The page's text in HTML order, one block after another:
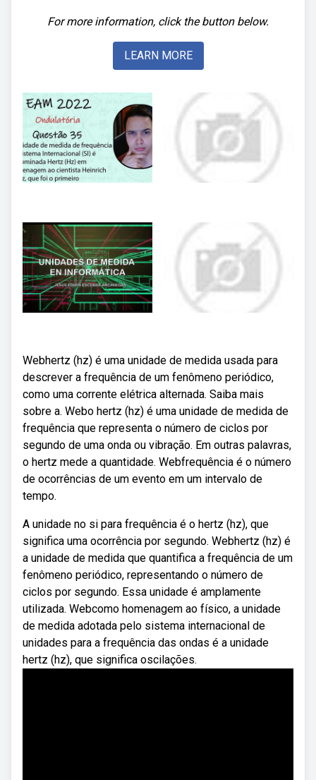
For more information, click the button below.
LEARN MORE
Webhertz (hz) é uma unidade de medida usada para
descrever a frequência de um fenômeno periódico,
como uma corrente elétrica alternada. Saiba mais
sobre a. Webo hertz (hz) é uma unidade de medida de
frequência que representa o número de ciclos por
segundo de uma onda ou vibração. Em outras palavras,
o hertz mede a quantidade. Webfrequência é o número
de ocorrências de um evento em um intervalo de
tempo.
A unidade no si para frequência é o hertz (hz), que
significa uma ocorrência por segundo. Webhertz (hz) é
a unidade de medida que quantifica a frequência de um
fenômeno periódico, representando o número de
ciclos por segundo. Essa unidade é amplamente
utilizada. Webcomo homenagem ao físico, a unidade
de medida adotada pelo sistema internacional de
unidades para a frequência das ondas é a unidade
hertz (hz), que significa oscilações.